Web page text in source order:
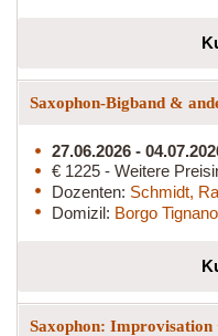
Saxophon-Bigband &
27.06.2026 -
€ 1225 - Weitere
Dozenten: Schmidt,
Domizil: Borgo Tignano
Saxophon: Improvisation